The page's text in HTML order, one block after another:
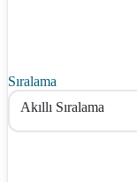
Sıralama
Akıllı Sıralama